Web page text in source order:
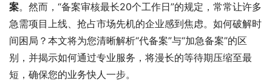
案。然而，“备案审核最长20个工作日”的规定，常常让许多
急需项目上线、抢占市场先机的企业感到焦虑。如何破解时
间困局？本文将为您清晰解析“代备案”与“加急备案”的区
别，并揭示如何通过专业服务，将漫长的等待期压缩至最
短，确保您的业务快人一步。